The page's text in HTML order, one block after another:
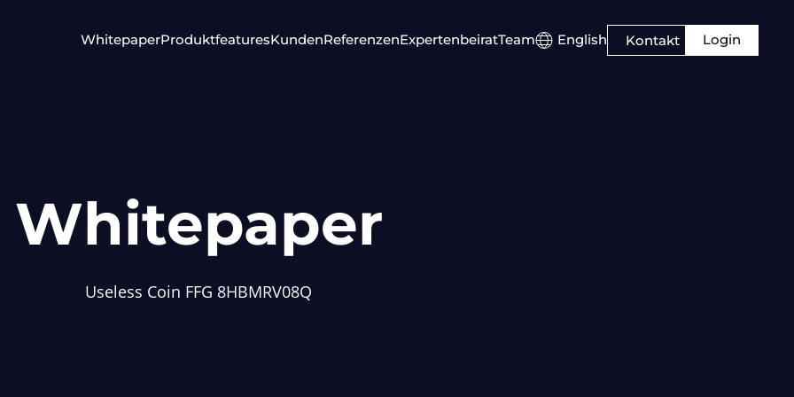
WhitepaperProduktfeaturesKundenReferenzenExpertenbeiratTeam English Kontakt Login
Whitepaper
Useless Coin FFG 8HBMRV08Q